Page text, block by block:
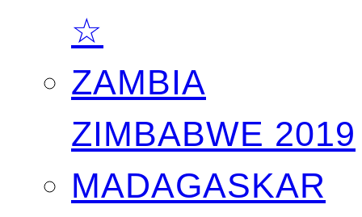
☆
ZAMBIA
ZIMBABWE 2019
MADAGASKAR